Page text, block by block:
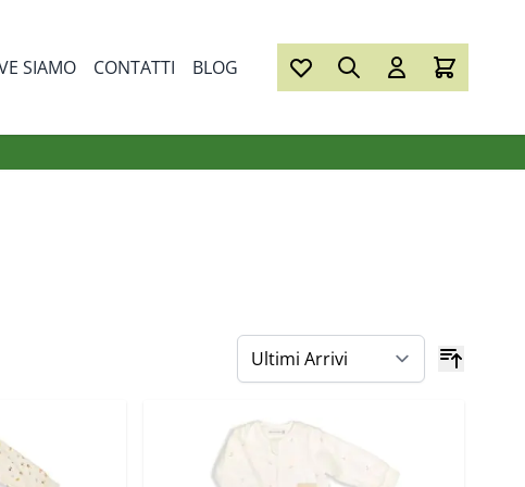
SIAMO CONTATTI BLOG